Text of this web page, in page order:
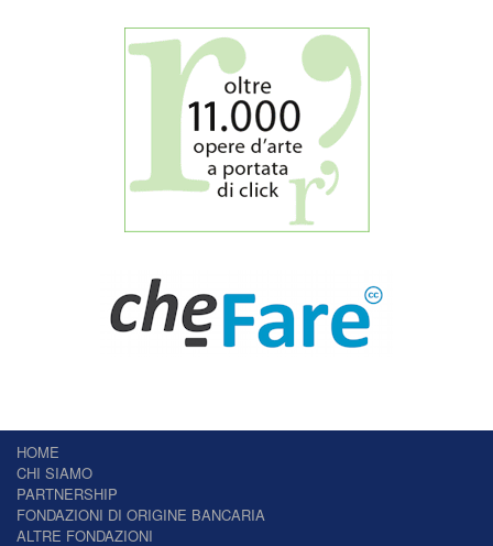
HOME
CHI SIAMO
PARTNERSHIP
FONDAZIONI DI ORIGINE BANCARIA
ALTRE FONDAZIONI